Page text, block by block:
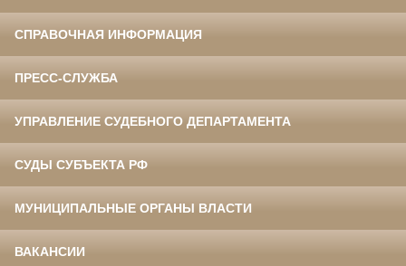
СПРАВОЧНАЯ ИНФОРМАЦИЯ
ПРЕСС-СЛУЖБА
УПРАВЛЕНИЕ СУДЕБНОГО ДЕПАРТАМЕНТА
СУДЫ СУБЪЕКТА РФ
МУНИЦИПАЛЬНЫЕ ОРГАНЫ ВЛАСТИ
ВАКАНСИИ